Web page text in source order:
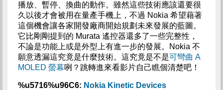
播放、暫停、換曲的動作。雖然這些技術應該還要很
久以後才會被用在量產手機上，不過 Nokia 希望藉著
這個機會讓各家開發廠商開始規劃未來發展的藍圖。
它比剛剛提到的 Murata 遙控器還多了一些完整性，
不論是功能上或是外型上有進一步的發展。Nokia 不
願意透漏這究竟是什麼技術。這究竟是不是可彎曲 A
MOLED 螢幕咧？跳轉進來看影片自己瞧個清楚吧！
%u5716%u96C6: Nokia Kinetic Devices